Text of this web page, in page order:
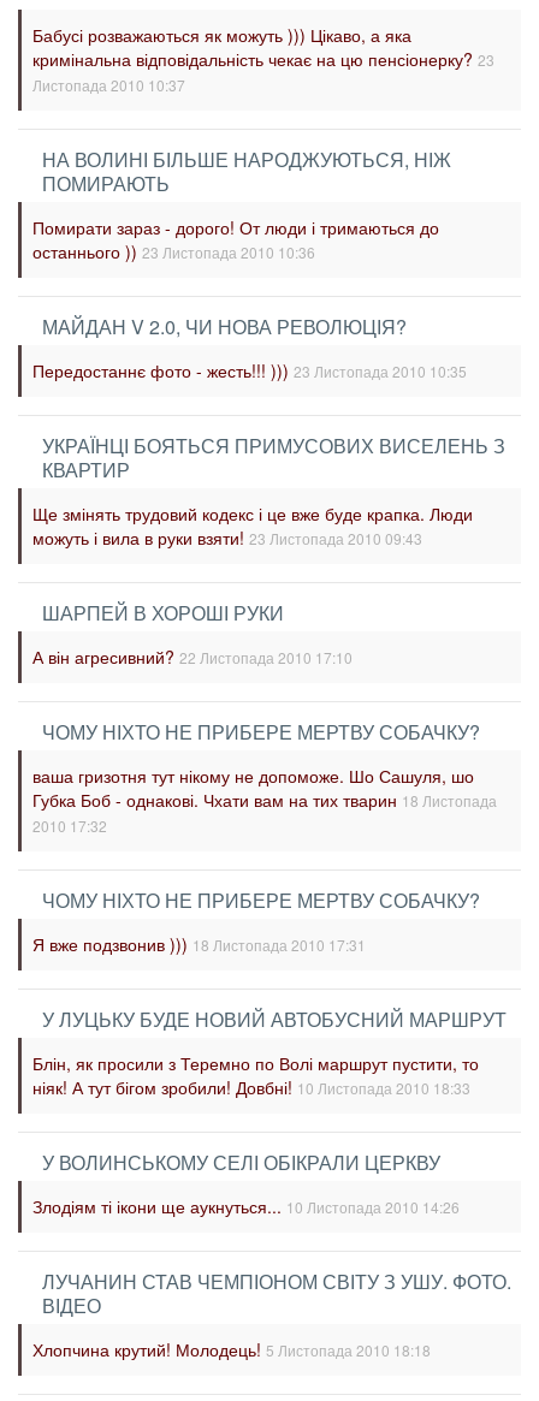
Бабусі розважаються як можуть ))) Цікаво, а яка
кримінальна відповідальність чекає на цю пенсіонерку? 23
Листопада 2010 10:37
НА ВОЛИНІ БІЛЬШЕ НАРОДЖУЮТЬСЯ, НІЖ
ПОМИРАЮТЬ
Помирати зараз - дорого! От люди і тримаються до
останнього )) 23 Листопада 2010 10:36
МАЙДАН V 2.0, ЧИ НОВА РЕВОЛЮЦІЯ?
Передостаннє фото - жесть!!! ))) 23 Листопада 2010 10:35
УКРАЇНЦІ БОЯТЬСЯ ПРИМУСОВИХ ВИСЕЛЕНЬ З
КВАРТИР
Ще змінять трудовий кодекс і це вже буде крапка. Люди
можуть і вила в руки взяти! 23 Листопада 2010 09:43
ШАРПЕЙ В ХОРОШІ РУКИ
А він агресивний? 22 Листопада 2010 17:10
ЧОМУ НІХТО НЕ ПРИБЕРЕ МЕРТВУ СОБАЧКУ?
ваша гризотня тут нікому не допоможе. Шо Сашуля, шо
Губка Боб - однакові. Чхати вам на тих тварин 18 Листопада
2010 17:32
ЧОМУ НІХТО НЕ ПРИБЕРЕ МЕРТВУ СОБАЧКУ?
Я вже подзвонив ))) 18 Листопада 2010 17:31
У ЛУЦЬКУ БУДЕ НОВИЙ АВТОБУСНИЙ МАРШРУТ
Блін, як просили з Теремно по Волі маршрут пустити, то
ніяк! А тут бігом зробили! Довбні! 10 Листопада 2010 18:33
У ВОЛИНСЬКОМУ СЕЛІ ОБІКРАЛИ ЦЕРКВУ
Злодіям ті ікони ще аукнуться... 10 Листопада 2010 14:26
ЛУЧАНИН СТАВ ЧЕМПІОНОМ СВІТУ З УШУ. ФОТО.
ВІДЕО
Хлопчина крутий! Молодець! 5 Листопада 2010 18:18